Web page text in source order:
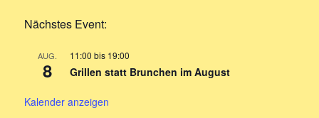
Nächstes Event:
AUG.
8
11:00 bis 19:00
Grillen statt Brunchen im August
Kalender anzeigen